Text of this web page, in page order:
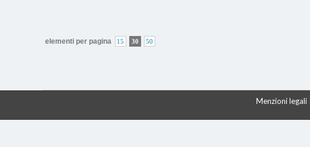
elementi per pagina 15 30 50
Menzioni legali